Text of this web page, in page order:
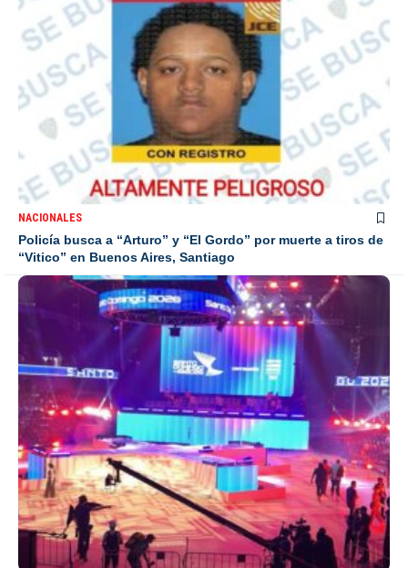
NACIONALES
Policía busca a “Arturo” y “El Gordo” por muerte a tiros de
“Vitico” en Buenos Aires, Santiago